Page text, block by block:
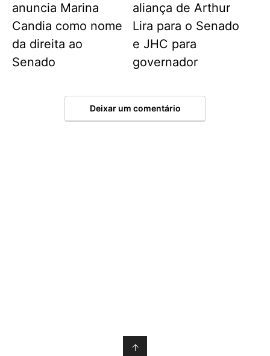
anuncia Marina
Candia como nome
da direita ao
Senado
aliança de Arthur
Lira para o Senado
e JHC para
governador
Deixar um comentário
↑